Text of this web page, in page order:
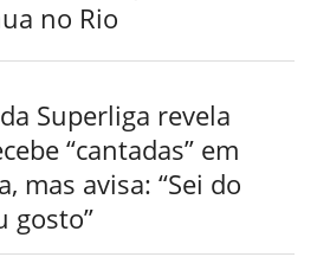
no Rio
Superliga revela
“cantadas” em
mas avisa: “Sei do
gosto”